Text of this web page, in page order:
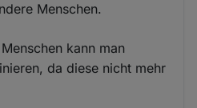
Menschen.
kann man
da diese nicht mehr